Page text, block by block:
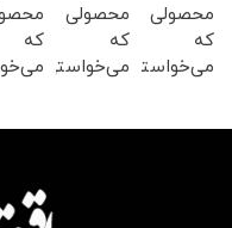
محصولی
که
می‌خواستی
محصولی
که
می‌خواستی
که
بخر !